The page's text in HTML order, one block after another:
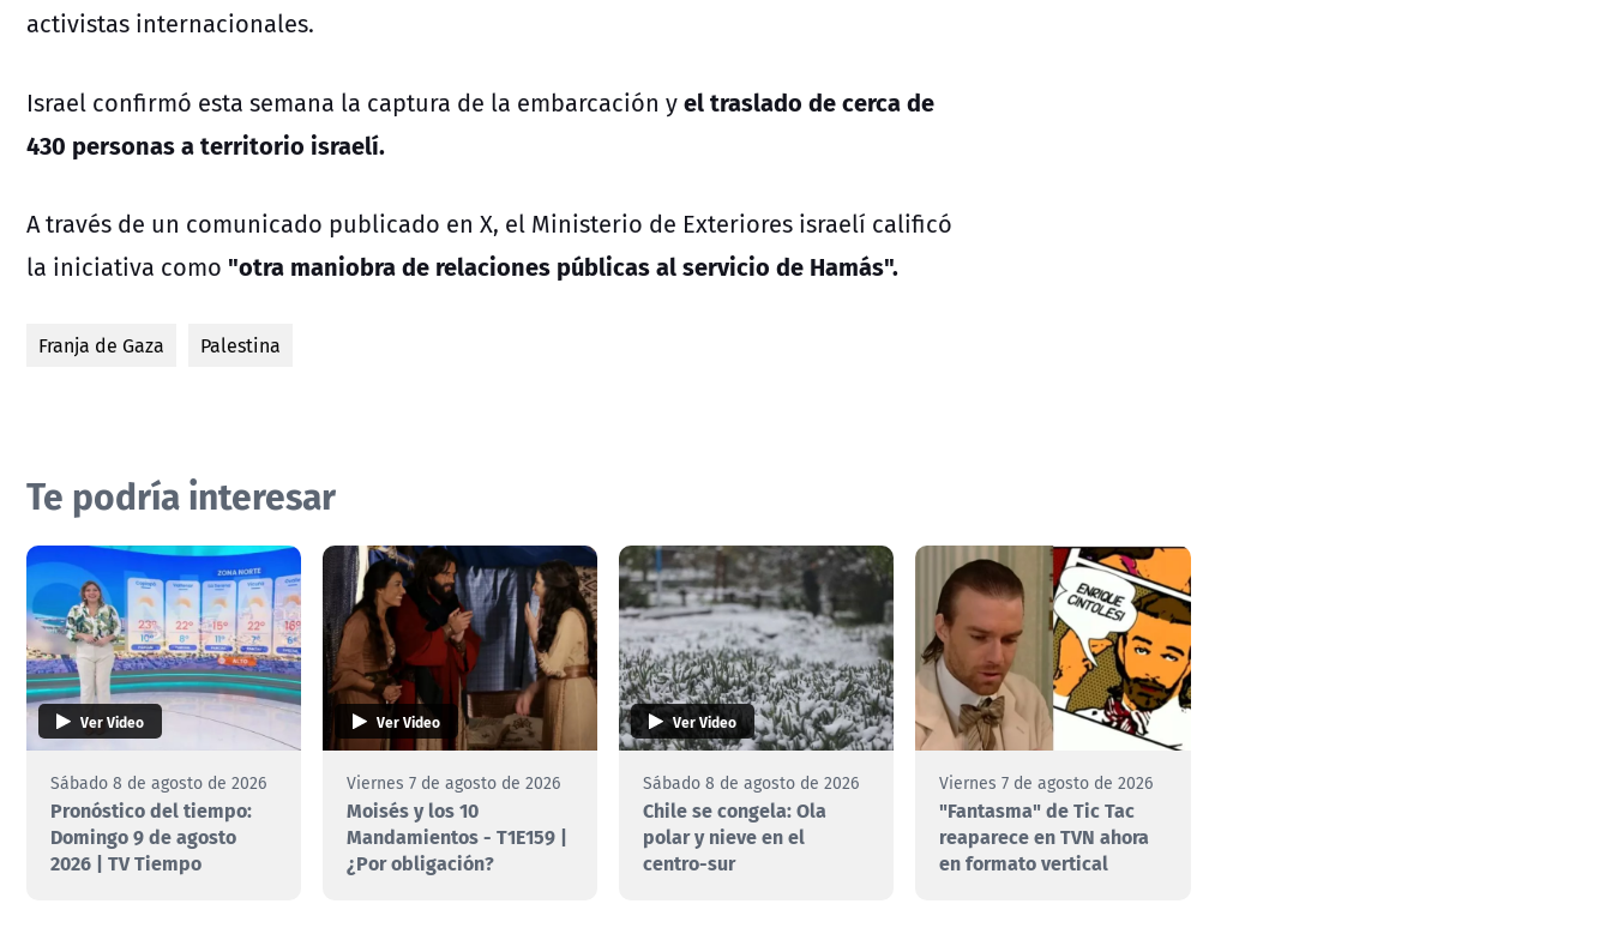
activistas internacionales.
Israel confirmó esta semana la captura de la embarcación yel traslado de cerca de
430 personas a territorio israelí.
A través de un comunicado publicado en X, el Ministerio de Exteriores israelí calificó
la iniciativa como "otra maniobra de relaciones públicas al servicio de Hamás".
Franja de Gaza Palestina
Te podría interesar
Ver Video
Sábado 8 de agosto de 2026
Pronóstico del tiempo:
Domingo 9 de agosto
2026 | TV Tiempo
Ver Video
Viernes 7 de agosto de 2026
Moisés y los 10
Mandamientos - T1E159 |
¿Por obligación?
Ver Video
Sábado 8 de agosto de 2026
Chile se congela: Ola
polar y nieve en el
centro-sur
Viernes 7 de agosto de 2026
"Fantasma" de Tic Tac
reaparece en TVN ahora
en formato vertical